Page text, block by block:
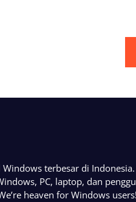
terbesar di
PC, laptop, dan
heaven for Windows users!